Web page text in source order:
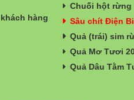
hàng
Chuối hột rừng
Sâu chít Điện
Quả (trái) sim
Quả Mơ Tươi
Quả Dâu Tằm